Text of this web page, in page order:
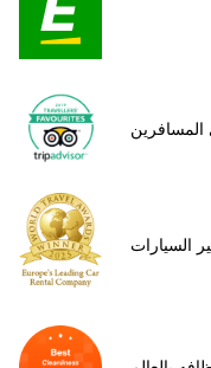
المسافرين
السيارات